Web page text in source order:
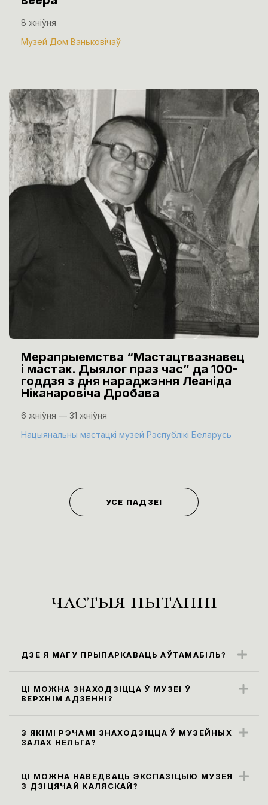
8 жніўня
Музей Дом Ваньковічаў
Мерапрыемства “Мастацтвазнавец
і мастак. Дыялог праз час” да 100-
годдзя з дня нараджэння Леаніда
Ніканаровіча Дробава
6 жніўня — 31 жніўня
Нацыянальны мастацкі музей Рэспублікі Беларусь
УСЕ ПАДЗЕІ
частыя пытанні
ДЗЕ Я МАГУ ПРЫПАРКАВАЦЬ АЎТАМАБІЛЬ?
знаходзяцца ўздоўж вул. Карла Маркса
(паркоўка платная)
ЦІ МОЖНА ЗНАХОДЗІЦЦА Ў МУЗЕІ Ў
ВЕРХНІМ АДЗЕННІ?
прадугледжваюць наведванне экспазіцыі
ў верхнім адзенні. Яго неабходна
З ЯКІМІ РЭЧАМІ ЗНАХОДЗІЦЦА Ў МУЗЕЙНЫХ
ЗАЛАХ НЕЛЬГА?
больш за 30х40х20 см, а таксама,
парасоны неабходна здаць у гардэроб ці
ЦІ МОЖНА НАВЕДВАЦЬ ЭКСПАЗІЦЫЮ МУЗЕЯ
З ДЗІЦЯЧАЙ КАЛЯСКАЙ?